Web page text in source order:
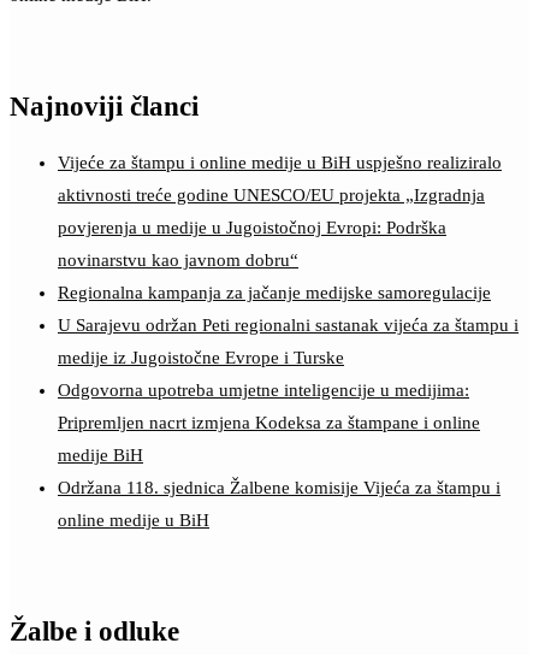
Najnoviji članci
Vijeće za štampu i online medije u BiH uspješno realiziralo
aktivnosti treće godine UNESCO/EU projekta „Izgradnja
povjerenja u medije u Jugoistočnoj Evropi: Podrška
novinarstvu kao javnom dobru“
Regionalna kampanja za jačanje medijske samoregulacije
U Sarajevu održan Peti regionalni sastanak vijeća za štampu i
medije iz Jugoistočne Evrope i Turske
Odgovorna upotreba umjetne inteligencije u medijima:
Pripremljen nacrt izmjena Kodeksa za štampane i online
medije BiH
Održana 118. sjednica Žalbene komisije Vijeća za štampu i
online medije u BiH
Žalbe i odluke